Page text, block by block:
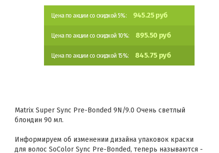
Цена по акции со скидкой 5%: 945.25 руб
Цена по акции со скидкой 10%: 895.50 руб
Цена по акции со скидкой 15%: 845.75 руб
Matrix Super Sync Pre-Bonded 9N/9.0 Очень светлый
блондин 90 мл.
Информируем об изменении дизайна упаковок краски
для волос SoColor Sync Pre-Bonded, теперь называются -